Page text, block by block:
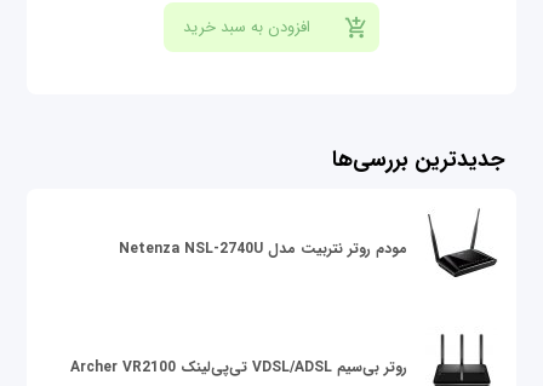
جدیدترین بررسی‌ها
مودم روتر نتربیت مدل Netenza NSL-2740U
روتر بی‌سیم VDSL/ADSL تی‌پی‌لینک Archer VR2100